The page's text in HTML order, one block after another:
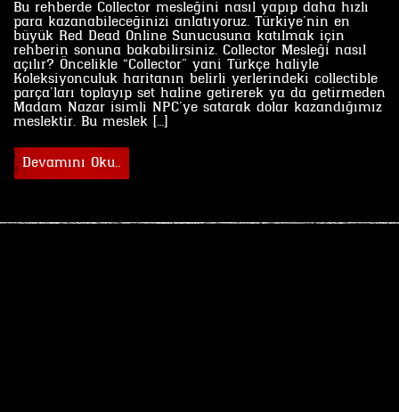
Bu rehberde Collector mesleğini nasıl yapıp daha hızlı
para kazanabileceğinizi anlatıyoruz. Türkiye’nin en
büyük Red Dead Online Sunucusuna katılmak için
rehberin sonuna bakabilirsiniz. Collector Mesleği nasıl
açılır? Öncelikle “Collector” yani Türkçe haliyle
Koleksiyonculuk haritanın belirli yerlerindeki collectible
parça’ları toplayıp set haline getirerek ya da getirmeden
Madam Nazar isimli NPC’ye satarak dolar kazandığımız
meslektir. Bu meslek […]
Devamını Oku..